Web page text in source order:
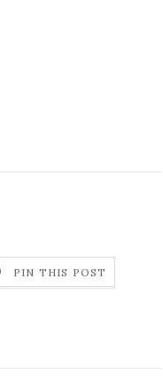
PIN THIS POST